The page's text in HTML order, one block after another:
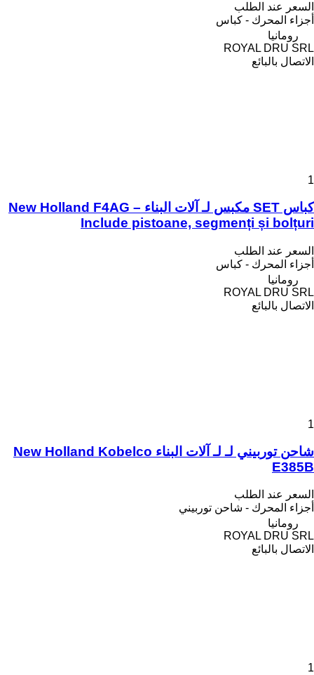
السعر عند الطلب
أجزاء المحرك - كباس
رومانيا
ROYAL DRU SRL
الاتصال بالبائع
1
كباس SET مكبس لـ آلات البناء New Holland F4AG –
Include pistoane, segmenți și bolțuri
السعر عند الطلب
أجزاء المحرك - كباس
رومانيا
ROYAL DRU SRL
الاتصال بالبائع
1
شاحن توربيني لـ لـ آلات البناء New Holland Kobelco
E385B
السعر عند الطلب
أجزاء المحرك - شاحن توربيني
رومانيا
ROYAL DRU SRL
الاتصال بالبائع
1